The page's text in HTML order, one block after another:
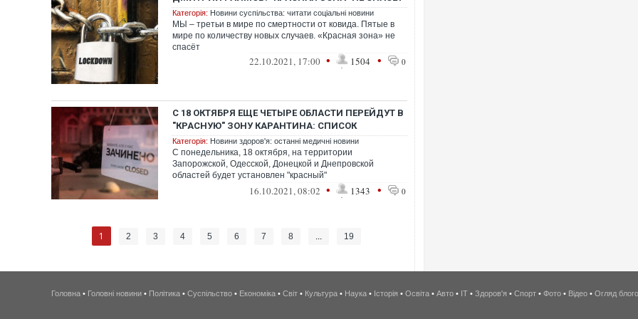
Категорія: Новини суспільства: читати соціальні новини
МЫ – третьи в мире по смертности от ковида. Пятые в
мире по количеству новых случаев. «Красная зона» не
спасёт
22.10.2021, 17:00 • 1504 • 0
С 18 ОКТЯБРЯ ЕЩЕ ЧЕТЫРЕ ОБЛАСТИ ПЕРЕЙДУТ В
"КРАСНУЮ" ЗОНУ КАРАНТИНА: СПИСОК
Категорія: Новини здоров'я: останні медичні новини
С понедельника, 18 октября, на территории
Запорожской, Одесской, Донецкой и Днепровской
областей будет установлен "красный"
уровень эпидемической опас...
16.10.2021, 08:02 • 1343 • 0
1 2 3 4 5 6 7 8 ... 19
Головна • Головні новини • Політика • Суспільство • Економіка • Світ • Культура • Наука • Історія • Освіта • Авто • IT • Здоров'я • Спорт • Фото • Відео • Огляд